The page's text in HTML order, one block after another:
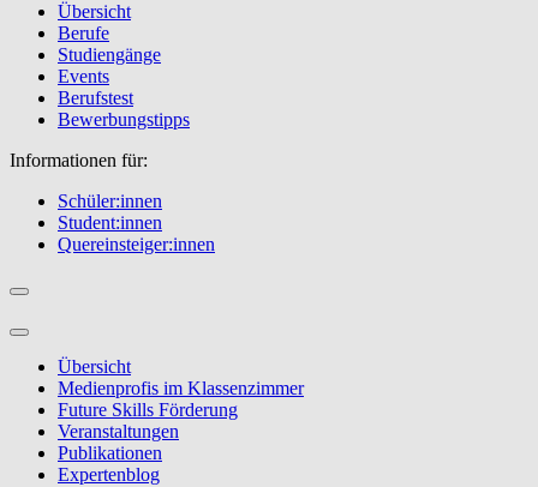
Übersicht
Berufe
Studiengänge
Events
Berufstest
Bewerbungstipps
Informationen für:
Schüler:innen
Student:innen
Quereinsteiger:innen
Übersicht
Medienprofis im Klassenzimmer
Future Skills Förderung
Veranstaltungen
Publikationen
Expertenblog